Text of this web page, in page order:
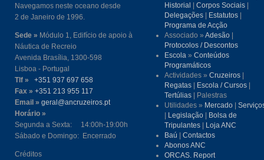
Navegamos neste oceano desde
2 de Janeiro de 1996.
Sede » Módulo 1, Edifício de apoio à
Náutica de Recreio
Avenida Brasília, 1300-598
Lisboa - Portugal
Tlf »
+351 937 697 658
Fax » +351 213 955 117
Email » geral@ancruzeiros.pt
Horário »
Segunda a Sexta: 14:00h-19:00h
Sábado e Domingo: Encerrado
Créditos
Historial
|Corpos Sociais
Delegações
Estatutos
Programa de Acção
Associado »Adesão
Protocolos / Descontos
Escola »Conteúdos
Programáticos
Actividades »Cruzeiros
Regatas
Escola / Cursos
Tertúlias | Palestras
Utilidades » Mercado |
Legislação
Bolsa de
Tripulantes
Loja ANC
Baú |Contactos
Abonos ANC
ORCAS. Report